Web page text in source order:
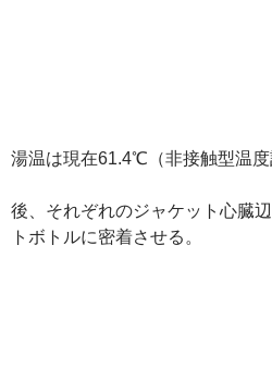
湯温は現在61.4℃（非接触型温度
後、それぞれのジャケット心臓
トボトルに密着させる。